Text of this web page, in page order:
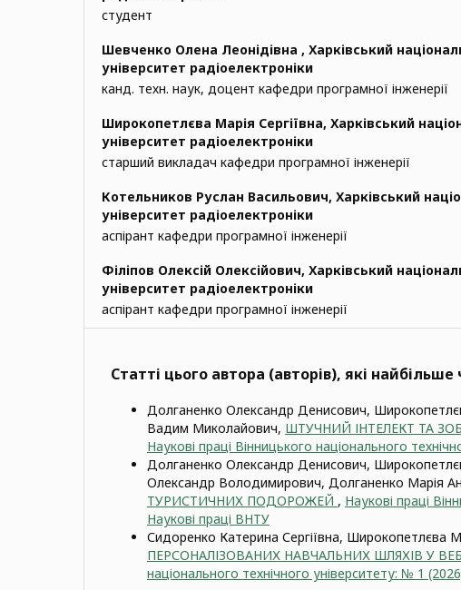
студент
Шевченко Олена Леонідівна , Харківський
університет радіоелектроніки
канд. техн. наук, доцент кафедри програмної інженерії
Широкопетлєва Марія Сергіївна, Харківський
університет радіоелектроніки
старший викладач кафедри програмної інженерії
Котельников Руслан Васильович, Харківський
університет радіоелектроніки
аспірант кафедри програмної інженерії
Філіпов Олексій Олексійович, Харківський
університет радіоелектроніки
аспірант кафедри програмної інженерії
Статті цього автора (авторів), які
Долганенко Олександр Денисович,
Вадим Миколайович, ШТУЧНИЙ ІНТЕЛЕКТ ТА
Наукові праці Вінницького національного
Долганенко Олександр Денисович,
Олександр Володимирович, Долганенко Марія
ТУРИСТИЧНИХ ПОДОРОЖЕЙ , Наукові праці
Наукові праці ВНТУ
Сидоренко Катерина Сергіївна, Широкопетлєва
ПЕРСОНАЛІЗОВАНИХ НАВЧАЛЬНИХ ШЛЯХІВ У
національного технічного університету: № 1